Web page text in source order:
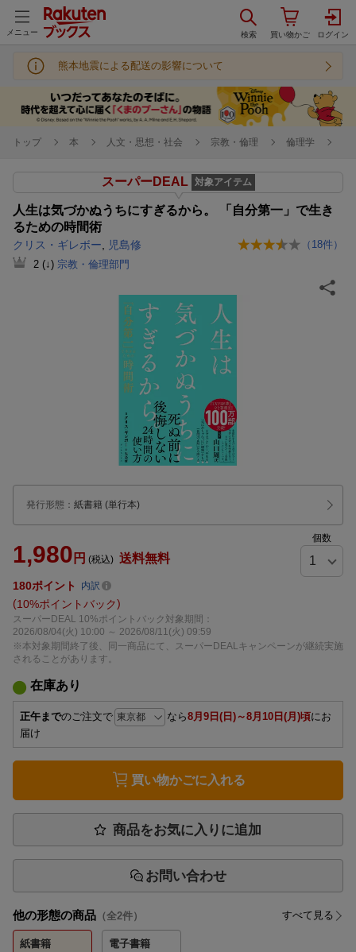
メニュー
熊本地震による配送の影響について
トップ 本 人文・思想・社会 宗教・倫理 倫理学
スーパーDEAL 対象アイテム
人生は気づかぬうちにすぎるから。 「自分第一」で生き
るための時間術
クリス・ギレボー 児島修 （ 18件）
2 (↓) 宗教・倫理部門
発行形態 ： 紙書籍 (単行本)
1,980 円 (税込) 送料無料
個数
180ポイント 内訳
10%ポイントバック
スーパーDEAL 10%ポイントバック対象期間：
2026/08/04(火) 10:00 ～ 2026/08/11(火) 09:59
※本対象期間終了後、同一商品にて、スーパーDEALキャンペーンが継続実施
されることがあります。
在庫あり
正午までのご注文で なら8月9日(日)～8月10日(月)頃にお
届け
買い物かごに入れる
商品をお気に入りに追加
お問い合わせ
他の形態の商品 （全2件） すべて見る
紙書籍 電子書籍